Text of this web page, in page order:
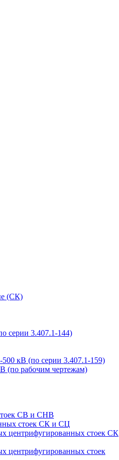
(СК)
серии 3.407.1-144)
кВ (по серии 3.407.1-159)
(по рабочим чертежам)
СВ и СНВ
стоек СК и СЦ
центрифугированных стоек СК
центрифугированных стоек